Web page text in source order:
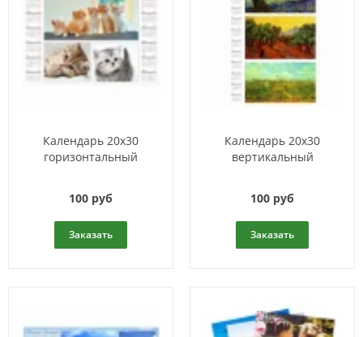
Календарь 20x30
горизонтальный
100 руб
Заказать
Календарь 20x30
вертикальный
100 руб
Заказать